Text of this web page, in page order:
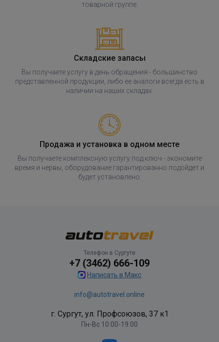
товарной группе.
Складские запасы
Вы получаете услугу в день обращения - большинство
представленной продукции, либо ее аналоги всегда есть в
наличии на наших складах.
Продажа и установка в одном месте
Вы получаете комплексную услугу под ключ - экономите
время и нервы, оборудование гарантированно подойдет и
будет установлено.
Телефон в Сургуте
+7 (3462) 666-109
Написать в Макс
info@autotravel.online
г. Сургут, ул. Профсоюзов, 37 к1
Пн-Вс 10:00-19:00